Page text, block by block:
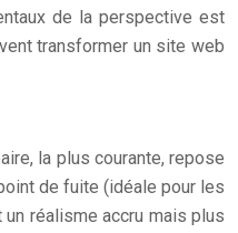
de la perspective est
transformer un site web
la plus courante, repose
de fuite (idéale pour les
réalisme accru mais plus